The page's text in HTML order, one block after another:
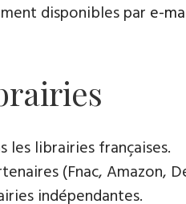
disponibles par e-
les librairies françaises.
(Fnac,
indépendantes.